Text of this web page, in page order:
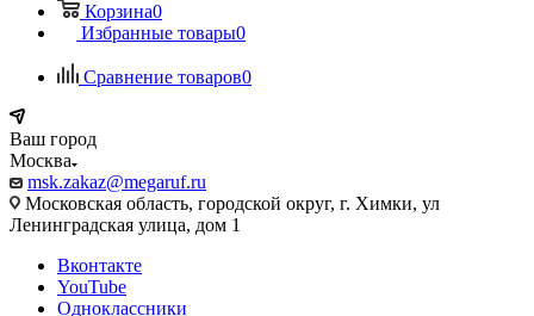
Корзина0
Избранные товары0
Сравнение товаров0
Ваш город
Москва
msk.zakaz@megaruf.ru
Московская область, городской округ, г. Химки, ул
Ленинградская улица, дом 1
Вконтакте
YouTube
Одноклассники